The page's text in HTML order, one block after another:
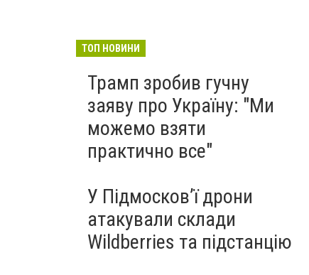
ТОП НОВИНИ
Трамп зробив гучну
заяву про Україну: "Ми
можемо взяти
практично все"
У Підмосков’ї дрони
атакували склади
Wildberries та підстанцію